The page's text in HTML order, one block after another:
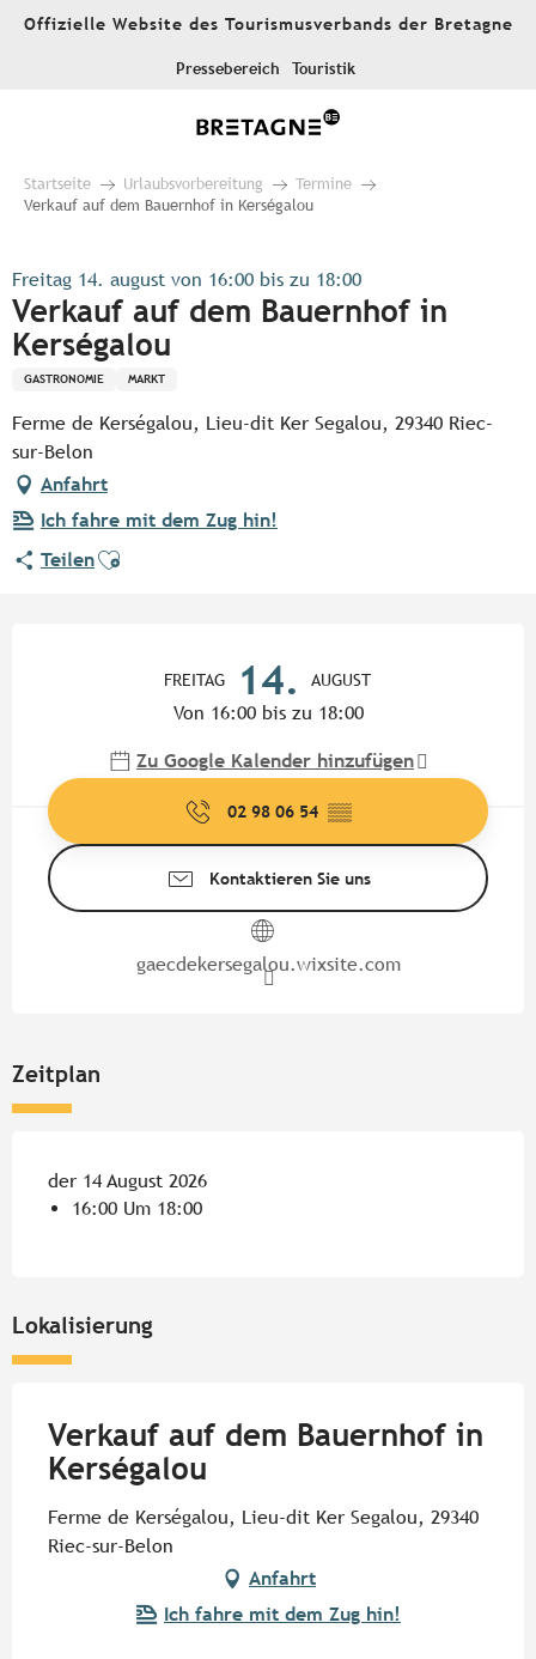
AllerOffizielle Website des Tourismusverbands der Bretagne
Pressebereich Touristik
Startseite Urlaubsvorbereitung
Termine
Verkauf auf dem Bauernhof in Kerségalou
Freitag 14. august von 16:00 bis zu 18:00
Verkauf auf dem Bauernhof in
Kerségalou
GASTRONOMIE MARKT
Ferme de Kerségalou, Lieu-dit Ker Segalou, 29340 Riec-
sur-Belon
Anfahrt
Ich fahre mit dem Zug hin!
TeilenAjouter aux favoris
FREITAG 14. AUGUST
Von 16:00 bis zu 18:00
Zu Google Kalender hinzufügen
02 98 06 54 ▒▒
Kontaktieren Sie uns
gaecdekersegalou.wixsite.com
Zeitplan
der 14 August 2026
16:00 Um 18:00
Lokalisierung
Verkauf auf dem Bauernhof in
Kerségalou
Ferme de Kerségalou, Lieu-dit Ker Segalou, 29340
Riec-sur-Belon
Anfahrt
Ich fahre mit dem Zug hin!